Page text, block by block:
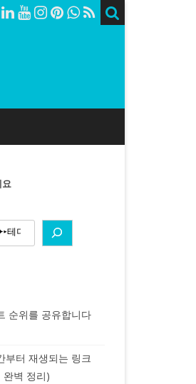
순위를 공유합니다
부터 재생되는 링크
완벽 정리)